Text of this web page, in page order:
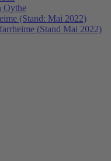
Oythe
(Stand: Mai 2022)
(Stand Mai 2022)